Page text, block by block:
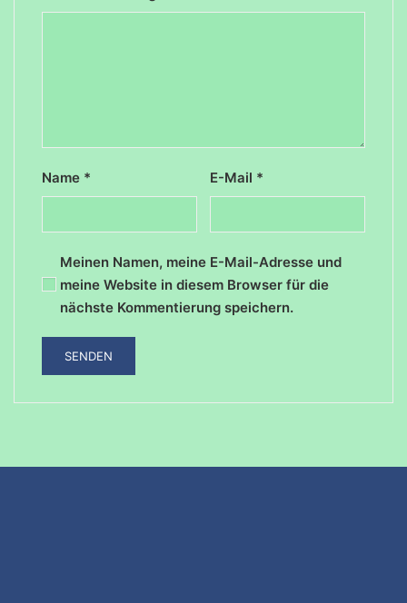
Name * E-Mail *
Meinen Namen, meine E-Mail-Adresse und
meine Website in diesem Browser für die
nächste Kommentierung speichern.